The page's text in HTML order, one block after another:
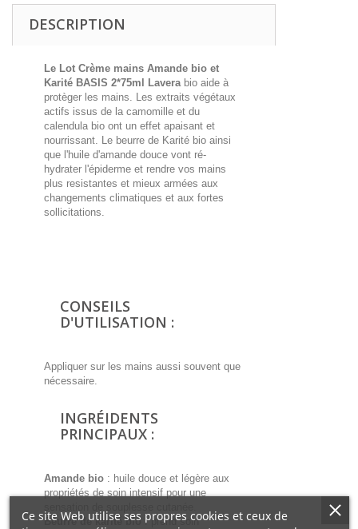
DESCRIPTION
Le Lot Crème mains Amande bio et
Karité BASIS 2*75ml Laverabio aide à
protèger les mains. Les extraits végétaux
actifs issus de la camomille et du
calendula bio ont un effet apaisant et
nourrissant. Le beurre de Karité bio ainsi
que l'huile d'amande douce vont ré-
hydrater l'épiderme et rendre vos mains
plus resistantes et mieux armées aux
changements climatiques et aux fortes
sollicitations.
CONSEILS
D'UTILISATION :
Appliquer sur les mains aussi souvent que
nécessaire.
INGRÉIDENTS
PRINCIPAUX :
Amande bio : huile douce et légère aux
propriétés de soin intensif pour une
Beurre de karité bio : prend soin
Ce site Web utilise ses propres cookies et ceux de